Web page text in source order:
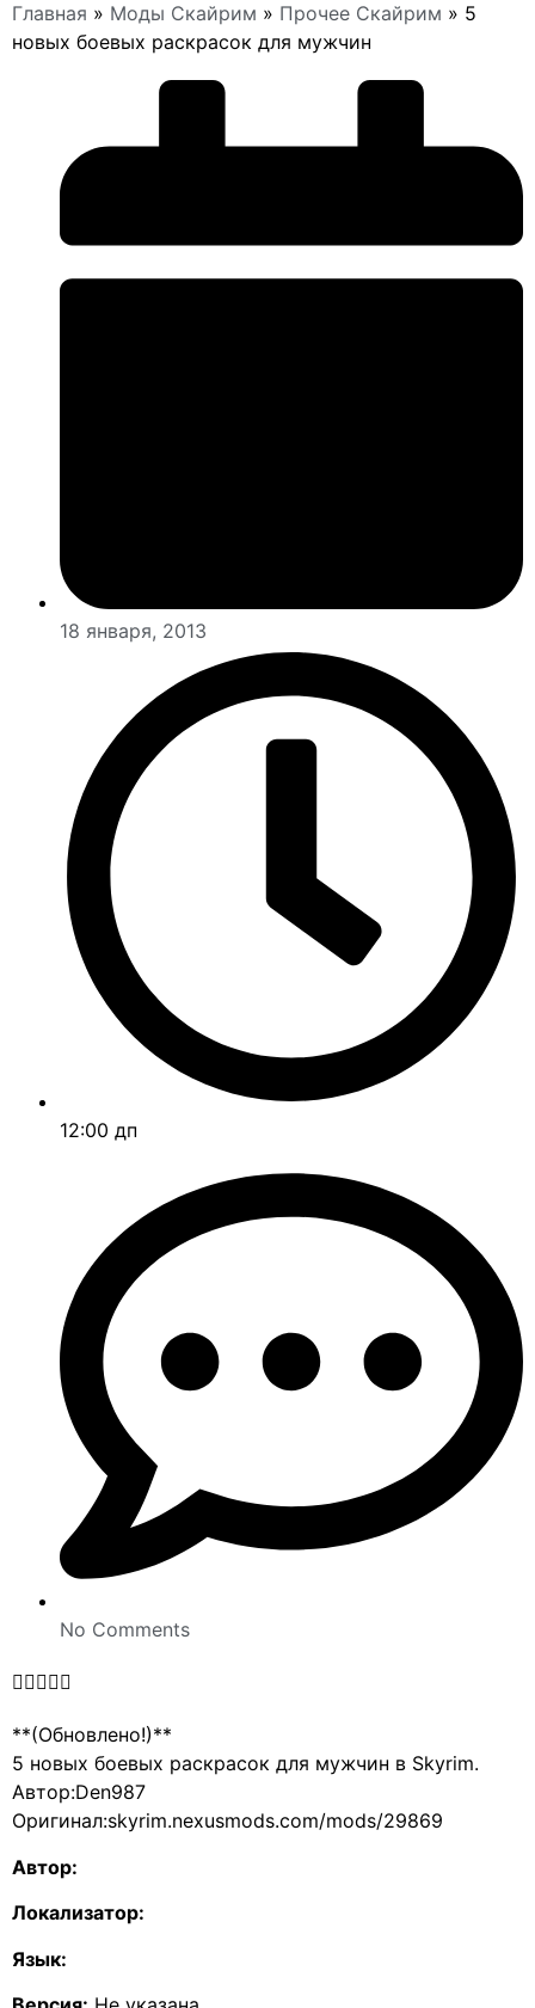
Главная » Моды Скайрим » Прочее Скайрим » 5
новых боевых раскрасок для мужчин
18 января, 2013
12:00 дп
No Comments

**(Обновлено!)**
5 новых боевых раскрасок для мужчин в Skyrim.
Автор:Den987
Оригинал:skyrim.nexusmods.com/mods/29869
Автор:
Локализатор:
Язык: